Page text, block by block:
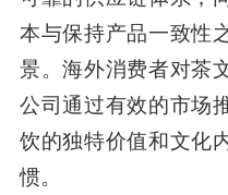
本与保持产品一致性
景。海外消费者对茶
公司通过有效的市场
饮的独特价值和文化
惯。